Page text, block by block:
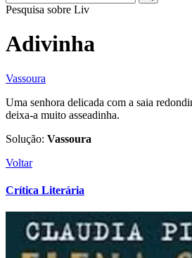
Pesquisa sobre Literatura
Adivinha
Vassoura
Uma senhora delicada com a saia
deixa-a muito asseadinha.
Solução: Vassoura
Voltar
Crítica Literária